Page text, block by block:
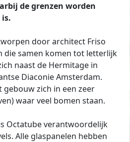
de grenzen worden
door architect Friso
die samen komen tot letterlijk
naast de Hermitage in
Diaconie Amsterdam.
zich in een zeer
waar veel bomen staan.
Octatube verantwoordelijk
Alle glaspanelen hebben